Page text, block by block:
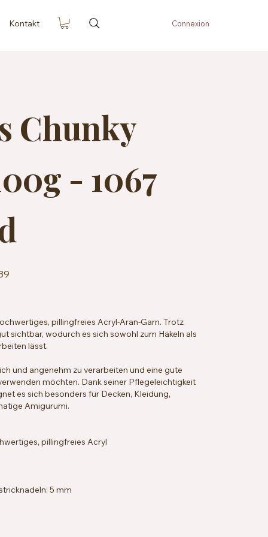
Kontakt Connexion
Chunky
- 1067
pillingfreies Acryl-Aran-Garn. Trotz
sichtbar, wodurch es sich sowohl zum Häkeln als
lässt.
und angenehm zu verarbeiten und eine gute
möchten. Dank seiner Pflegeleichtigkeit
es sich besonders für Decken, Kleidung,
Amigurumi.
pillingfreies Acryl
5 mm
hypoallergen, veganfreundlich
bei 40 °C, trocknergeeignet bei niedriger